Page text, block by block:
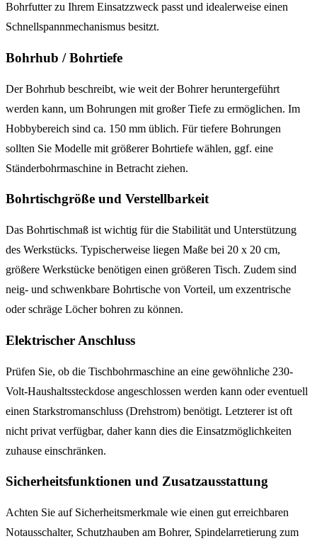
Bohrfutter zu Ihrem Einsatzzweck passt und idealerweise einen
Schnellspannmechanismus besitzt.
Bohrhub / Bohrtiefe
Der Bohrhub beschreibt, wie weit der Bohrer heruntergeführt
werden kann, um Bohrungen mit großer Tiefe zu ermöglichen. Im
Hobbybereich sind ca. 150 mm üblich. Für tiefere Bohrungen
sollten Sie Modelle mit größerer Bohrtiefe wählen, ggf. eine
Ständerbohrmaschine in Betracht ziehen.
Bohrtischgröße und Verstellbarkeit
Das Bohrtischmaß ist wichtig für die Stabilität und Unterstützung
des Werkstücks. Typischerweise liegen Maße bei 20 x 20 cm,
größere Werkstücke benötigen einen größeren Tisch. Zudem sind
neig- und schwenkbare Bohrtische von Vorteil, um exzentrische
oder schräge Löcher bohren zu können.
Elektrischer Anschluss
Prüfen Sie, ob die Tischbohrmaschine an eine gewöhnliche 230-
Volt-Haushaltssteckdose angeschlossen werden kann oder eventuell
einen Starkstromanschluss (Drehstrom) benötigt. Letzterer ist oft
nicht privat verfügbar, daher kann dies die Einsatzmöglichkeiten
zuhause einschränken.
Sicherheitsfunktionen und Zusatzausstattung
Achten Sie auf Sicherheitsmerkmale wie einen gut erreichbaren
Notausschalter, Schutzhauben am Bohrer, Spindelarretierung zum